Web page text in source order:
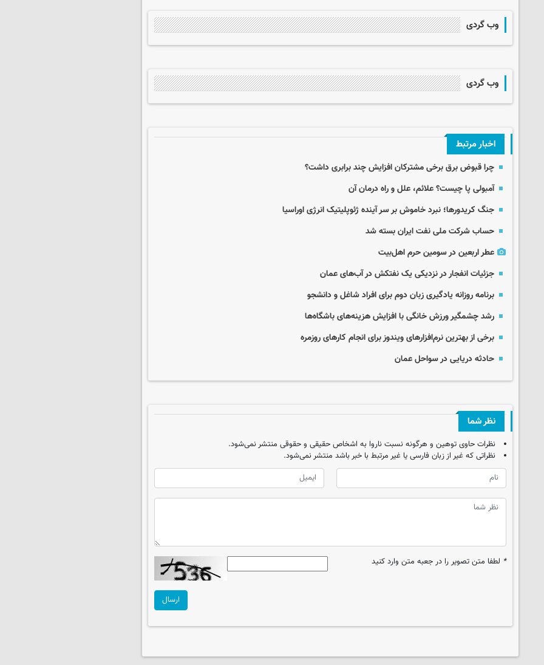
وب گردی
وب گردی
اخبار مرتبط
چرا قبوض برق برخی مشترکان افزایش چند برابری داشت؟
آمبولی پا چیست؟ علائم، علل و راه درمان آن
جنگ کریدورها؛ نبرد خاموش بر سر آینده ژئوپلیتیک انرژی اوراسیا
حساب‌ شرکت ملی نفت ایران بسته شد
عطر اربعین در سومین حرم اهل‌بیت
جزئیات انفجار در نزدیکی یک نفتکش در آب‌های عمان
برنامه روزانه یادگیری زبان دوم برای افراد شاغل و دانشجو
رشد چشمگیر ورزش خانگی با افزایش هزینه‌های باشگاه‌ها
برخی از بهترین نرم‌افزارهای ویندوز برای انجام کارهای روزمره
حادثه دریایی در سواحل عمان
نظر شما
نظرات حاوی توهین و هرگونه نسبت ناروا به اشخاص حقیقی و حقوقی منتشر نمی‌شود.
نظراتی که غیر از زبان فارسی یا غیر مرتبط با خبر باشد منتشر نمی‌شود.
* لطفا متن تصویر را در جعبه متن وارد کنید
ارسال